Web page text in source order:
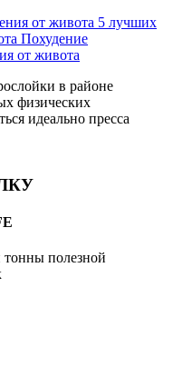
5 лучших
Похудение
от живота
в районе
физических
идеально пресса
тонны полезной